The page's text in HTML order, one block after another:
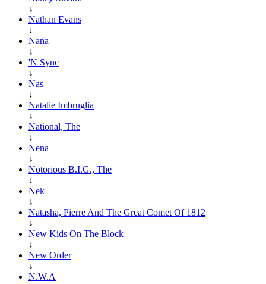
↓
Nathan Evans
↓
Nana
↓
'N Sync
↓
Nas
↓
Natalie Imbruglia
↓
National, The
↓
Nena
↓
Notorious B.I.G., The
↓
Nek
↓
Natasha, Pierre And The Great Comet Of 1812
↓
New Kids On The Block
↓
New Order
↓
N.W.A